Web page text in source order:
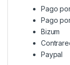
Pago
Pago
Bizum
Paypal